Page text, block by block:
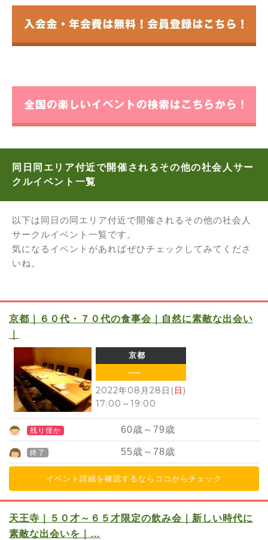
同日同エリア付近で開催されるその他の社会人サー
クルイベント一覧
以下は同日の同エリア付近で開催されるその他の社会人
サークルイベント一覧です。
気になるイベントがあればぜひチェックしてみてくださ
いね。
京都｜６０代・７０代の食事会｜自然に素敵な出会い
京都
----
2022年08月28日(日)
17:00 ～ 19:00
残り僅か 60歳～79歳
終了 55歳～78歳
イベント詳細を確認するならココからチェック
天王寺｜５０才～６５才限定の飲み会｜新しい時代に
素敵な出会いを｜…